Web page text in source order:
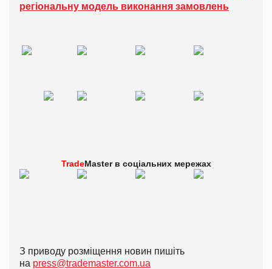
регіональну модель виконання замовлень
TradeMaster в соціальних мережах
З приводу розміщення новин пишіть
на press@trademaster.com.ua